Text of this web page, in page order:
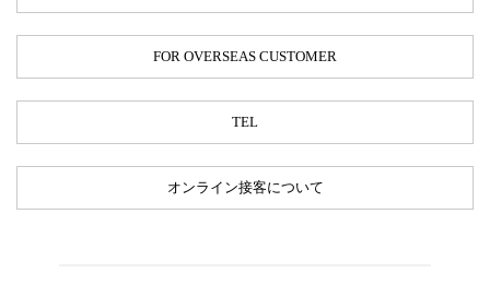
FOR OVERSEAS CUSTOMER
TEL
オンライン接客について